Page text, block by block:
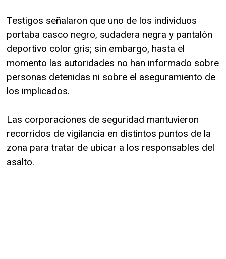
Testigos señalaron que uno de los individuos
portaba casco negro, sudadera negra y pantalón
deportivo color gris; sin embargo, hasta el
momento las autoridades no han informado sobre
personas detenidas ni sobre el aseguramiento de
los implicados.
Las corporaciones de seguridad mantuvieron
recorridos de vigilancia en distintos puntos de la
zona para tratar de ubicar a los responsables del
asalto.